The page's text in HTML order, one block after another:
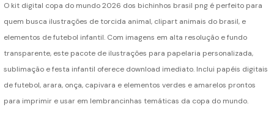
O kit digital copa do mundo 2026 dos bichinhos brasil png é perfeito para
quem busca ilustrações de torcida animal, clipart animais do brasil, e
elementos de futebol infantil. Com imagens em alta resolução e fundo
transparente, este pacote de ilustrações para papelaria personalizada,
sublimação e festa infantil oferece download imediato. Inclui papéis digitais
de futebol, arara, onça, capivara e elementos verdes e amarelos prontos
para imprimir e usar em lembrancinhas temáticas da copa do mundo.